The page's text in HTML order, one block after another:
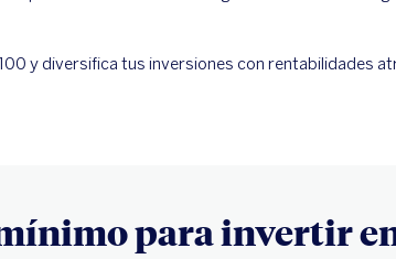
y diversifica tus inversiones con rentabilidades
para invertir